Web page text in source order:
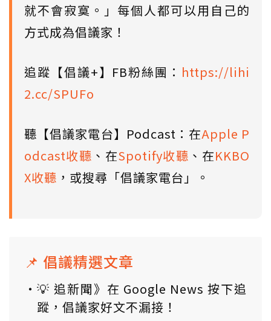
就不會寂寞。」每個人都可以用自己的
方式成為倡議家！
追蹤【倡議+】FB粉絲團： https://lihi
2.cc/SPUFo
聽【倡議家電台】Podcast：在Apple P
odcast收聽 、在Spotify收聽 、在KKBO
X收聽 ，或搜尋「倡議家電台」。
📌 倡議精選文章
💡 追新聞》在 Google News 按下追
蹤，倡議家好文不漏接！